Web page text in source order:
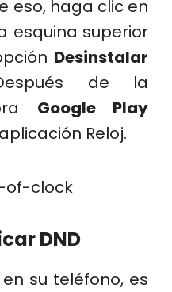
eso, haga clic en
esquina superior
Desinstalar
de la
Google Play
Reloj.
DND
su teléfono, es